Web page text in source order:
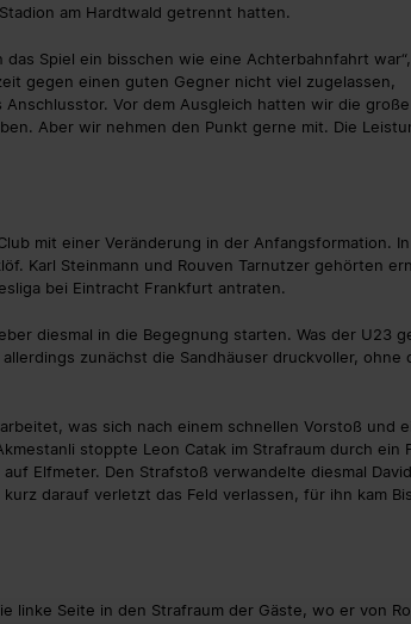
am Hardtwald getrennt hatten.
Spiel ein bisschen wie eine Achterbahnfahrt
gegen einen guten Gegner nicht viel zugelassen,
Vor dem Ausgleich hatten wir die große
Aber wir nehmen den Punkt gerne mit. Die
mit einer Veränderung in der Anfangsformation.
Karl Steinmann und Rouven Tarnutzer gehörten
bei Eintracht Frankfurt antraten.
diesmal in die Begegnung starten. Was der U23
zunächst die Sandhäuser druckvoller, ohne
was sich nach einem schnellen Vorstoß und
stoppte Leon Catak im Strafraum durch ein
Elfmeter. Den Strafstoß verwandelte diesmal David
darauf verletzt das Feld verlassen, für ihn kam
Seite in den Strafraum der Gäste, wo er von